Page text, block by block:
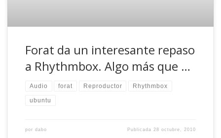
Forat da un interesante repaso
a Rhythmbox. Algo más que …
Audio forat Reproductor Rhythmbox
ubuntu
por dabo Publicada 28 octubre, 2010